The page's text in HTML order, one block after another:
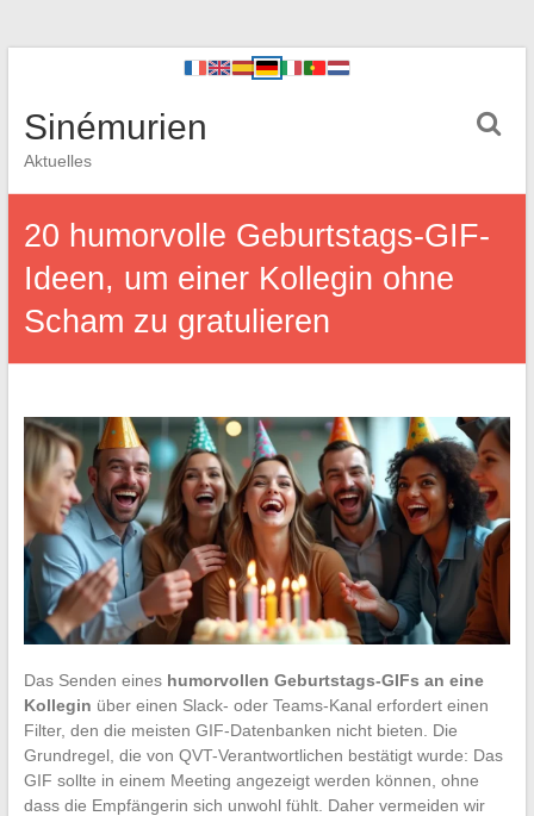
Sinémurien
Aktuelles
20 humorvolle Geburtstags-GIF-
Ideen, um einer Kollegin ohne
Scham zu gratulieren
Das Senden eines humorvollen Geburtstags-GIFs an eine
Kollegin über einen Slack- oder Teams-Kanal erfordert einen
Filter, den die meisten GIF-Datenbanken nicht bieten. Die
Grundregel, die von QVT-Verantwortlichen bestätigt wurde: Das
GIF sollte in einem Meeting angezeigt werden können, ohne
dass die Empfängerin sich unwohl fühlt. Daher vermeiden wir